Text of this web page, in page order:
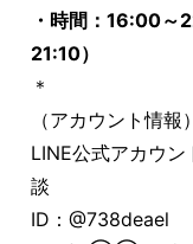
・時間：16:00～
21:10）
＊
（アカウント情報）
LINE公式アカウ
談
ID：@738deael